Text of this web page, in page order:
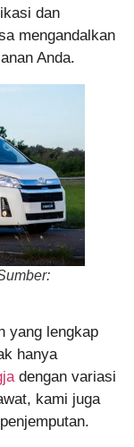
dan
mengandalkan
Anda.
yang lengkap
hanya
dengan variasi
kami juga